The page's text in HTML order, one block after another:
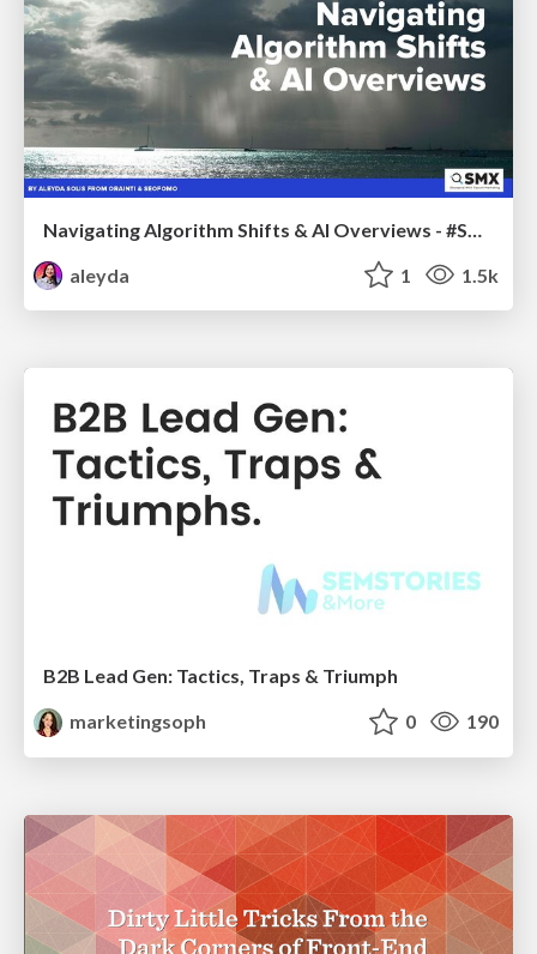
aleyda
1 1.5k
B2B Lead Gen: Tactics, Traps & Triumph
marketingsoph
0 190